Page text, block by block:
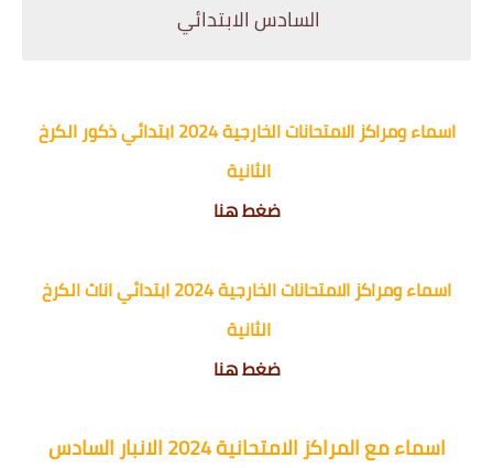
السادس الابتدائي
اسماء ومراكز الامتحانات الخارجية 2024 ابتدائي ذكور الكرخ
الثانية
ضغط هنا
اسماء ومراكز الامتحانات الخارجية 2024 ابتدائي اناث الكرخ
الثانية
ضغط هنا
اسماء مع المراكز الامتحانية 2024 الانبار السادس